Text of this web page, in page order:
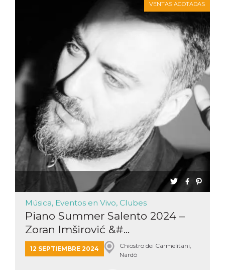
VENTAS AGOTADAS
Música, Eventos en Vivo, Clubes
Piano Summer Salento 2024 –
Zoran Imširović &#...
12 SEPTIEMBRE 2024
Chiostro dei Carmelitani,
Nardò